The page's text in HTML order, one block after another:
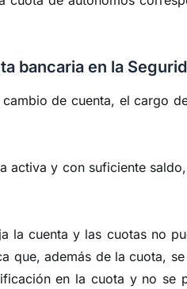
bancaria en la
de cuenta, el cargo
activa y con suficiente
la cuenta y las cuotas no
que, además de la cuota,
en la cuota y no